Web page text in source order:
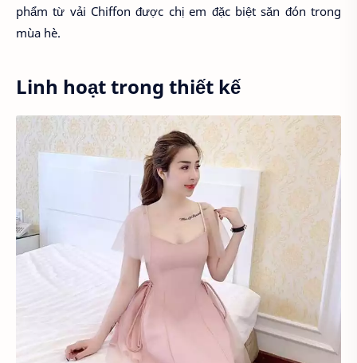
phẩm từ vải Chiffon được chị em đặc biệt săn đón trong
mùa hè.
Linh hoạt trong thiết kế